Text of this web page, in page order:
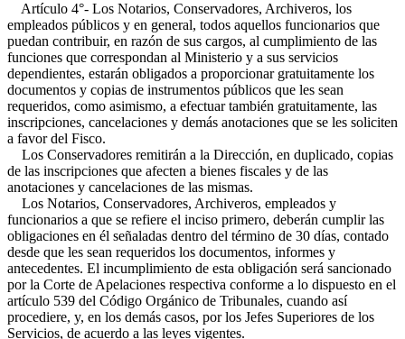
Artículo 4°- Los Notarios, Conservadores, Archiveros, los
empleados públicos y en general, todos aquellos funcionarios que
puedan contribuir, en razón de sus cargos, al cumplimiento de las
funciones que correspondan al Ministerio y a sus servicios
dependientes, estarán obligados a proporcionar gratuitamente los
documentos y copias de instrumentos públicos que les sean
requeridos, como asimismo, a efectuar también gratuitamente, las
inscripciones, cancelaciones y demás anotaciones que se les soliciten
a favor del Fisco.
Los Conservadores remitirán a la Dirección, en duplicado, copias
de las inscripciones que afecten a bienes fiscales y de las
anotaciones y cancelaciones de las mismas.
Los Notarios, Conservadores, Archiveros, empleados y
funcionarios a que se refiere el inciso primero, deberán cumplir las
obligaciones en él señaladas dentro del término de 30 días, contado
desde que les sean requeridos los documentos, informes y
antecedentes. El incumplimiento de esta obligación será sancionado
por la Corte de Apelaciones respectiva conforme a lo dispuesto en el
artículo 539 del Código Orgánico de Tribunales, cuando así
procediere, y, en los demás casos, por los Jefes Superiores de los
Servicios, de acuerdo a las leyes vigentes.